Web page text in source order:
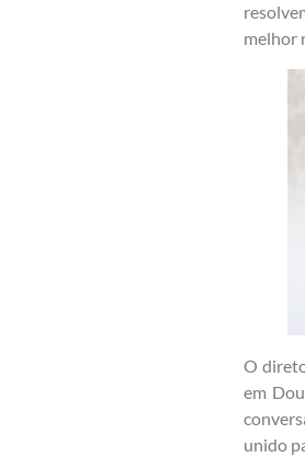
melhor
O
em
unido